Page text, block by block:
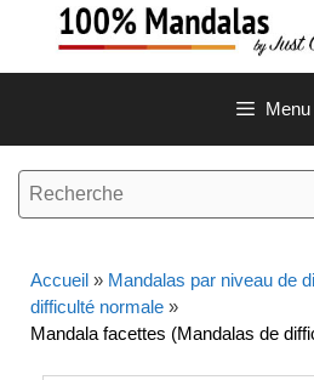
contenu
Menu
Accueil » Mandalas par niveau de
difficulté normale »
Mandala facettes (Mandalas de